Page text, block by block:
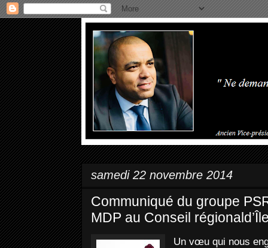
samedi 22 novembre 2014
Communiqué du groupe
MDP au Conseil
Un vœu qui nous